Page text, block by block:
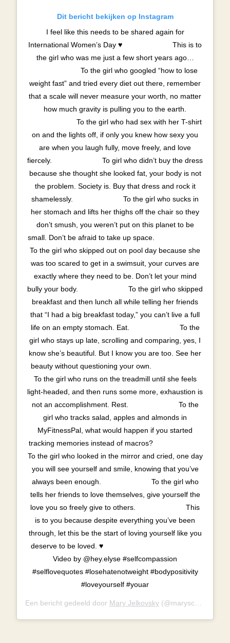
Dit bericht bekijken op Instagram
I feel like this needs to be shared again for
International Women’s Day ♥️ ⠀⠀⠀⠀⠀⠀⠀⠀⠀ This is to
the girl who was me just a few short years ago…
⠀⠀⠀⠀⠀⠀⠀⠀⠀ To the girl who googled “how to lose
weight fast” and tried every diet out there, remember
that a scale will never measure your worth, no matter
how much gravity is pulling you to the earth.
⠀⠀⠀⠀⠀⠀⠀⠀⠀ To the girl who had sex with her T-shirt
on and the lights off, if only you knew how sexy you
are when you laugh fully, move freely, and love
fiercely. ⠀⠀⠀⠀⠀⠀⠀⠀⠀ To girl who didn’t buy the dress
because she thought she looked fat, your body is not
the problem. Society is. Buy that dress and rock it
shamelessly. ⠀⠀⠀⠀⠀⠀⠀⠀⠀ To the girl who sucks in
her stomach and lifts her thighs off the chair so they
don’t smush, you weren’t put on this planet to be
small. Don’t be afraid to take up space. ⠀⠀⠀⠀⠀⠀⠀⠀⠀
To the girl who skipped out on pool day because she
was too scared to get in a swimsuit, your curves are
exactly where they need to be. Don’t let your mind
bully your body. ⠀⠀⠀⠀⠀⠀⠀⠀⠀ To the girl who skipped
breakfast and then lunch all while telling her friends
that “I had a big breakfast today,” you can’t live a full
life on an empty stomach. Eat. ⠀⠀⠀⠀⠀⠀⠀⠀⠀ To the
girl who stays up late, scrolling and comparing, yes, I
know she’s beautiful. But I know you are too. See her
beauty without questioning your own. ⠀⠀⠀⠀⠀⠀⠀⠀⠀
To the girl who runs on the treadmill until she feels
light-headed, and then runs some more, exhaustion is
not an accomplishment. Rest. ⠀⠀⠀⠀⠀⠀⠀⠀⠀ To the
girl who tracks salad, apples and almonds in
MyFitnessPal, what would happen if you started
tracking memories instead of macros? ⠀⠀⠀⠀⠀⠀⠀⠀⠀
To the girl who looked in the mirror and cried, one day
you will see yourself and smile, knowing that you’ve
always been enough. ⠀⠀⠀⠀⠀⠀⠀⠀⠀ To the girl who
tells her friends to love themselves, give yourself the
love you so freely give to others. ⠀⠀⠀⠀⠀⠀⠀⠀⠀ This
is to you because despite everything you’ve been
through, let this be the start of loving yourself like you
deserve to be loved. ♥️ ⠀⠀⠀⠀⠀⠀⠀⠀⠀ ⠀⠀⠀⠀⠀⠀⠀⠀⠀
Video by @hey.elyse #selfcompassion
#selflovequotes #losehatenotweight #bodypositivity
#loveyourself #youar
Een bericht gedeeld door Mary Jelkovsky (@maryscupofteaa) op